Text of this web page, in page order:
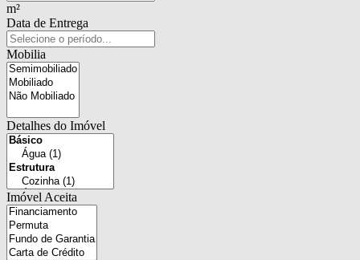
m²
Data de Entrega
Mobilia
Detalhes do Imóvel
Imóvel Aceita